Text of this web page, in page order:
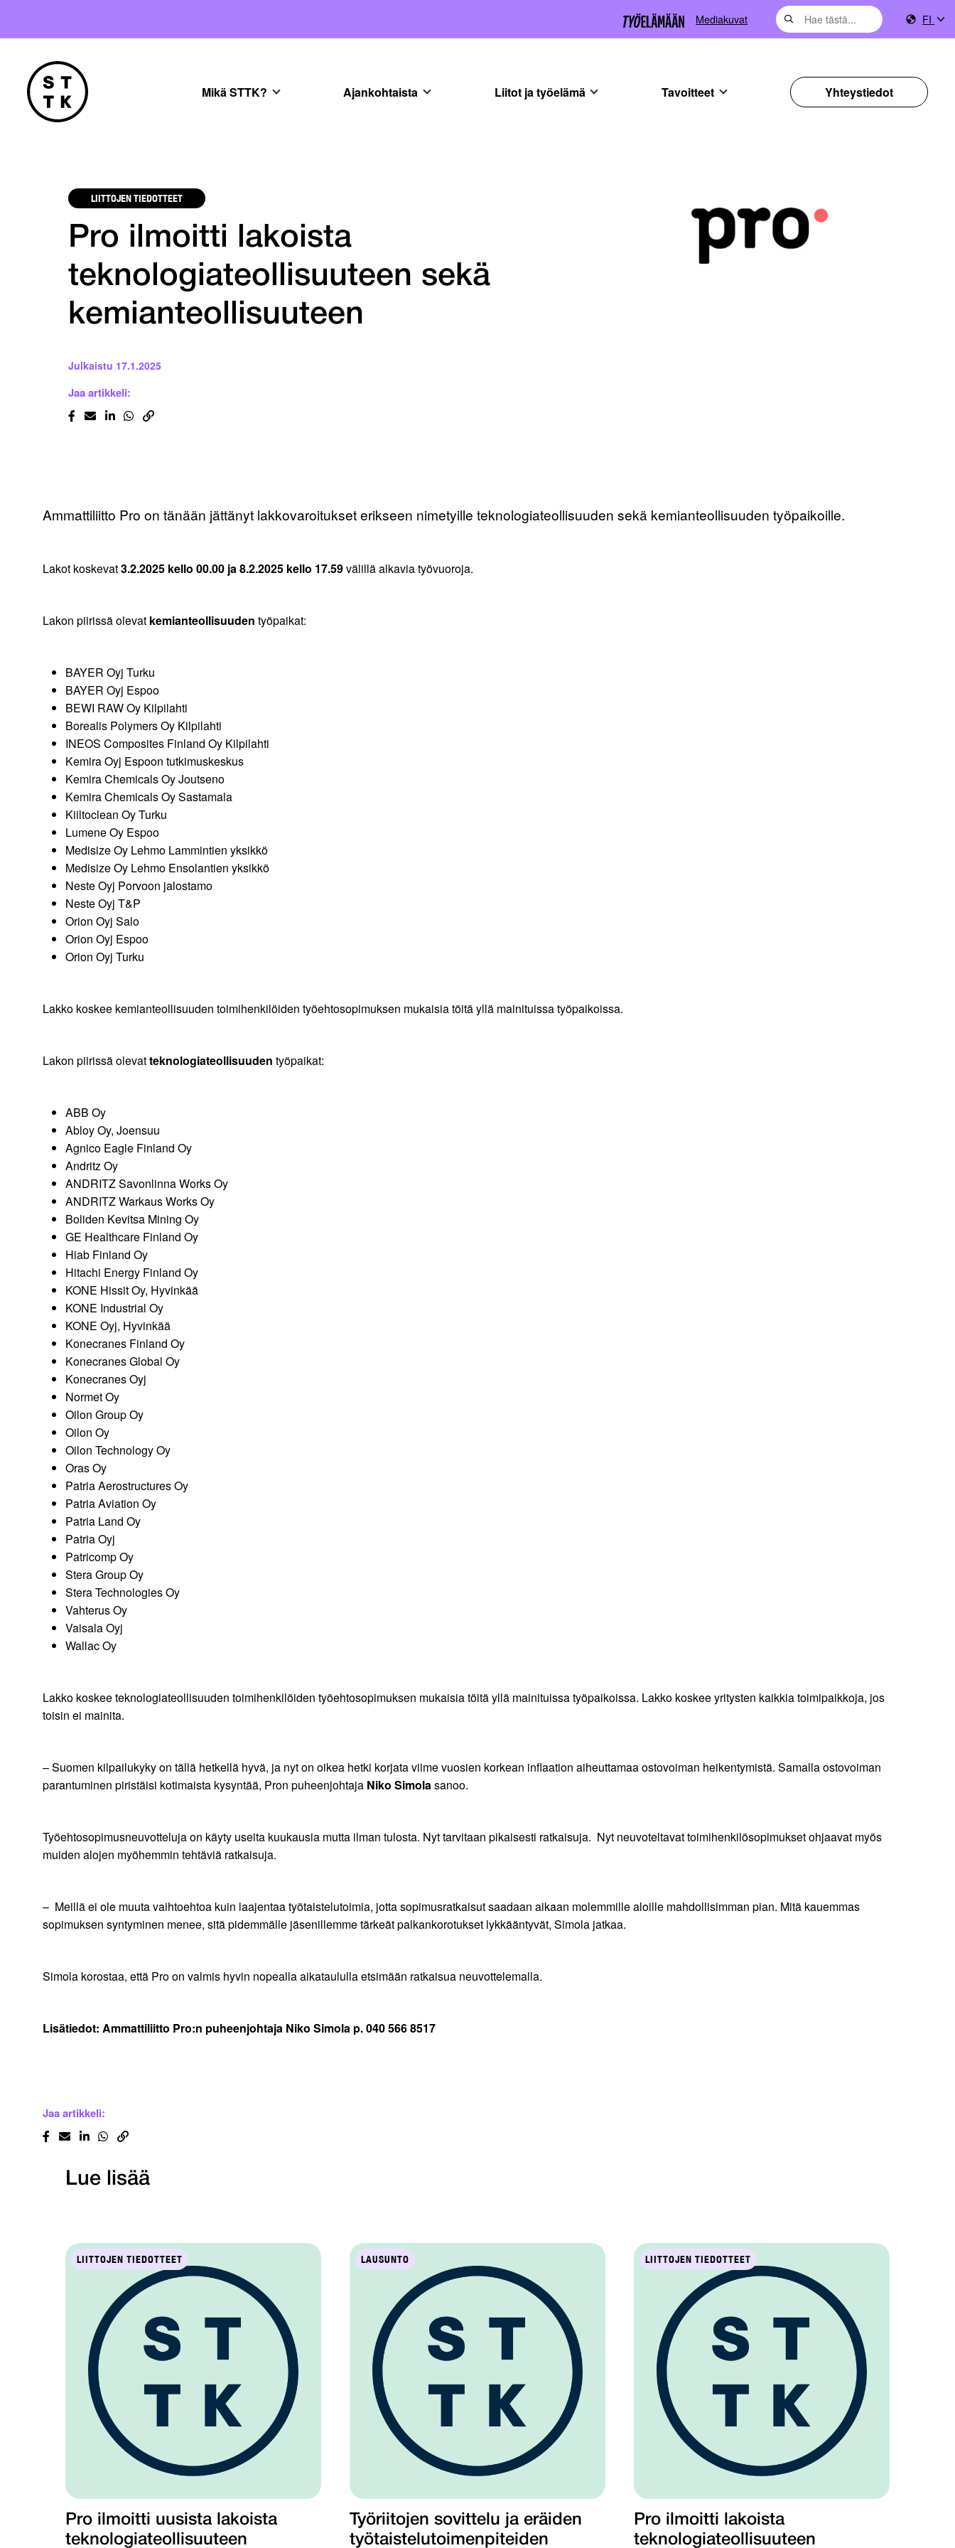
Mediakuvat FI
Mikä STTK? Ajankohtaista Liitot ja työelämä Tavoitteet Yhteystiedot
LIITTOJEN TIEDOTTEET
Pro ilmoitti lakoista
teknologiateollisuuteen sekä
kemianteollisuuteen
Julkaistu 17.1.2025
Jaa artikkeli:
Ammattiliitto Pro on tänään jättänyt lakkovaroitukset erikseen nimetyille teknologiateollisuuden sekä kemianteollisuuden työpaikoille.
Lakot koskevat3.2.2025 kello 00.00 ja 8.2.2025 kello 17.59välillä alkavia työvuoroja.
Lakon piirissä olevat kemianteollisuuden työpaikat:
BAYER Oyj Turku
BAYER Oyj Espoo
BEWI RAW Oy Kilpilahti
Borealis Polymers Oy Kilpilahti
INEOS Composites Finland Oy Kilpilahti
Kemira Oyj Espoon tutkimuskeskus
Kemira Chemicals Oy Joutseno
Kemira Chemicals Oy Sastamala
Kiiltoclean Oy Turku
Lumene Oy Espoo
Medisize Oy Lehmo Lammintien yksikkö
Medisize Oy Lehmo Ensolantien yksikkö
Neste Oyj Porvoon jalostamo
Neste Oyj T&P
Orion Oyj Salo
Orion Oyj Espoo
Orion Oyj Turku
Lakko koskee kemianteollisuuden toimihenkilöiden työehtosopimuksen mukaisia töitä yllä mainituissa työpaikoissa.
Lakon piirissä olevatteknologiateollisuuden työpaikat:
ABB Oy
Abloy Oy, Joensuu
Agnico Eagle Finland Oy
Andritz Oy
ANDRITZ Savonlinna Works Oy
ANDRITZ Warkaus Works Oy
Boliden Kevitsa Mining Oy
GE Healthcare Finland Oy
Hiab Finland Oy
Hitachi Energy Finland Oy
KONE Hissit Oy, Hyvinkää
KONE Industrial Oy
KONE Oyj, Hyvinkää
Konecranes Finland Oy
Konecranes Global Oy
Konecranes Oyj
Normet Oy
Oilon Group Oy
Oilon Oy
Oilon Technology Oy
Oras Oy
Patria Aerostructures Oy
Patria Aviation Oy
Patria Land Oy
Patria Oyj
Patricomp Oy
Stera Group Oy
Stera Technologies Oy
Vahterus Oy
Vaisala Oyj
Wallac Oy
Lakko koskee teknologiateollisuuden toimihenkilöiden työehtosopimuksen mukaisia töitä yllä mainituissa työpaikoissa. Lakko koskee yritysten kaikkia toimipaikkoja, jos
toisin ei mainita.
– Suomen kilpailukyky on tällä hetkellä hyvä, ja nyt on oikea hetki korjata viime vuosien korkean inflaation aiheuttamaa ostovoiman heikentymistä. Samalla ostovoiman
parantuminen piristäisi kotimaista kysyntää, Pron puheenjohtaja Niko Simolasanoo.
Työehtosopimusneuvotteluja on käyty useita kuukausia mutta ilman tulosta. Nyt tarvitaan pikaisesti ratkaisuja. Nyt neuvoteltavat toimihenkilösopimukset ohjaavat myös
muiden alojen myöhemmin tehtäviä ratkaisuja.
– Meillä ei ole muuta vaihtoehtoa kuin laajentaa työtaistelutoimia, jotta sopimusratkaisut saadaan aikaan molemmille aloille mahdollisimman pian. Mitä kauemmas
sopimuksen syntyminen menee, sitä pidemmälle jäsenillemme tärkeät palkankorotukset lykkääntyvät, Simola jatkaa.
Simola korostaa, että Pro on valmis hyvin nopealla aikataululla etsimään ratkaisua neuvottelemalla.
Lisätiedot: Ammattiliitto Pro:n puheenjohtaja Niko Simola p. 040 566 8517
Jaa artikkeli:
Lue lisää
LIITTOJEN TIEDOTTEET
Pro ilmoitti uusista lakoista
teknologiateollisuuteen
LAUSUNTO
Työriitojen sovittelu ja eräiden
työtaistelutoimenpiteiden
LIITTOJEN TIEDOTTEET
Pro ilmoitti lakoista
teknologiateollisuuteen